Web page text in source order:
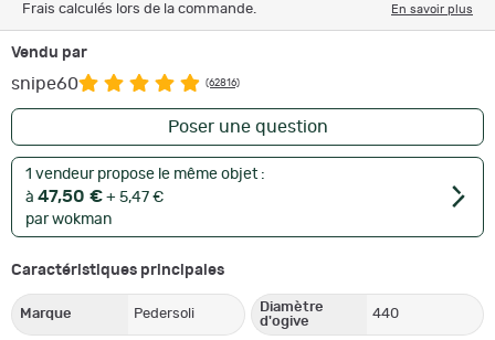
Frais calculés lors de la commande.
En savoir plus
Vendu par
snipe60 (62816)
Poser une question
1 vendeur propose le même objet :
à 47,50 € + 5,47 €
par wokman
Caractéristiques principales
Marque Pedersoli
Diamètre
d'ogive
440